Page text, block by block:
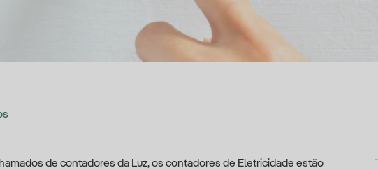
de contadores da Luz, os contadores de Eletricidade estão